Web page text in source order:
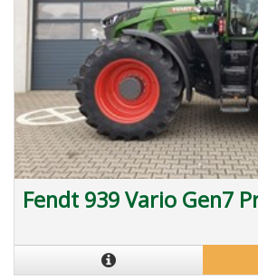
Fendt 939 Vario Gen7